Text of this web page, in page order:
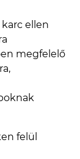
ellen
megfelelő
felül